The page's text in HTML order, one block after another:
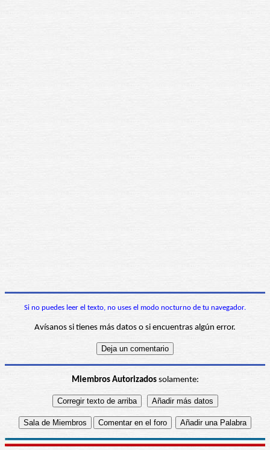
Si no puedes leer el texto, no uses el modo nocturno de tu navegador.
Avísanos si tienes más datos o si encuentras algún error.
Miembros Autorizadossolamente: